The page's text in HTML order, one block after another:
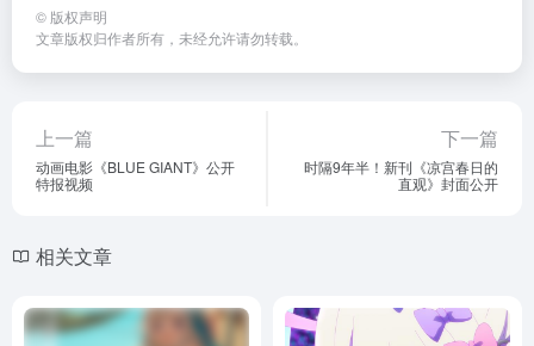
© 版权声明
文章版权归作者所有，未经允许请勿转载。
上一篇
动画电影《BLUE GIANT》公开
特报视频
下一篇
时隔9年半！新刊《凉宫春日的
直观》封面公开
相关文章